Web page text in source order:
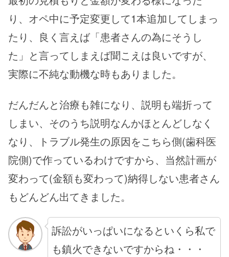
り、オペ中に予定変更して1本追加してしまっ
たり、良く言えば「患者さんの為にそうし
た」と言ってしまえば聞こえは良いですが、
実際に不純な動機な時もありました。
だんだんと治療も雑になり、説明も端折って
しまい、そのうち説明なんかほとんどしなく
なり、トラブル発生の原因をこちら側(歯科医
院側)で作っているわけですから、当然計画が
変わって(金額も変わって)納得しない患者さん
もどんどん出てきました。
訴訟がいっぱいになるといくら私で
も鎮火できないですからね・・・